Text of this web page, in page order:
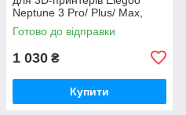
Neptune 3 Pro/ Plus/ Max,
сопло 0.4мм, латунь,
(50.204.0001/ 20.205.0035)
Готово до відправки
1 030 ₴
Купити